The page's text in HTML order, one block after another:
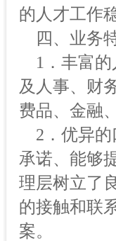
的人才工作
四、业务
1．丰富的
及人事、财
费品、金融
2．优异的
承诺、能够
理层树立了
的接触和联
案。